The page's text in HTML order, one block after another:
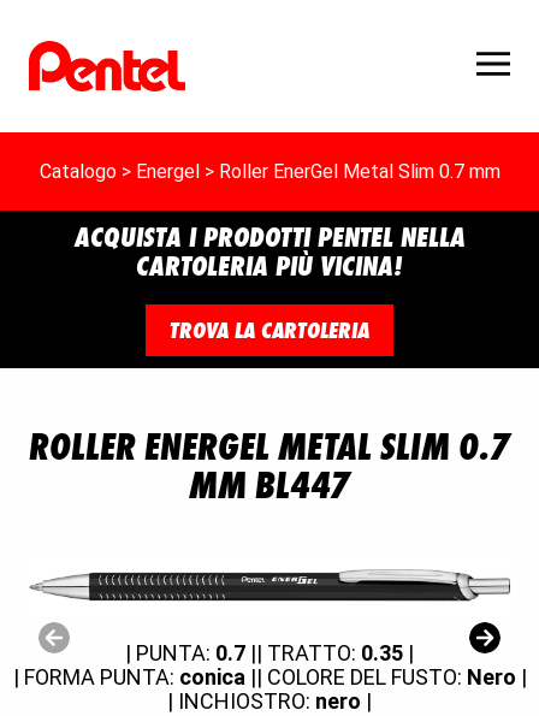
Catalogo> Energel > Roller EnerGel Metal Slim 0.7 mm
ACQUISTA I PRODOTTI PENTEL NELLA
CARTOLERIA PIÙ VICINA!
TROVA LA CARTOLERIA
ROLLER ENERGEL METAL SLIM 0.7
MM BL447
| PUNTA: 0.7 || TRATTO: 0.35 |
| FORMA PUNTA: conica|| COLORE DEL FUSTO: Nero |
| INCHIOSTRO: nero |